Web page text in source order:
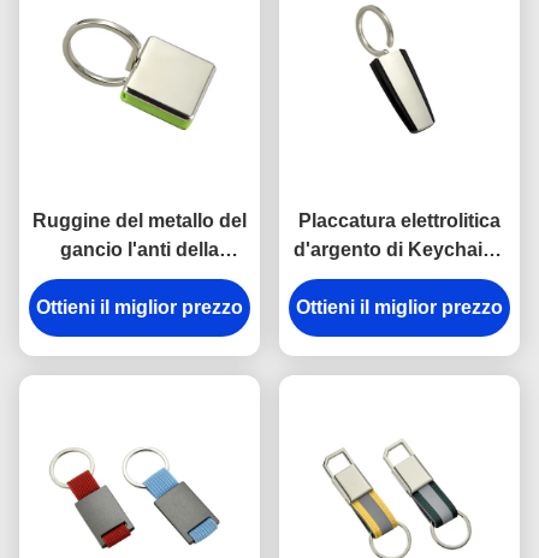
Ruggine del metallo del
gancio l'anti della
catena chiave della
rottura in lega di zinco
del supporto ha inciso
Ottieni il miglior prezzo
Placcatura elettrolitica
d'argento di Keychains
del portiere di plastica
del metallo dell'ABS del
trapezio
Ottieni il miglior prezzo